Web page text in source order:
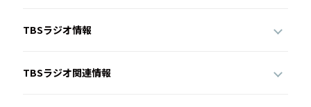
TBSラジオ情報
TBSラジオ関連情報